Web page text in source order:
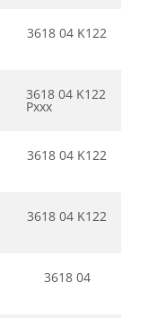
3618 04 K122
3618 04 K122
Pxxx
3618 04 K122
3618 04 K122
3618 04